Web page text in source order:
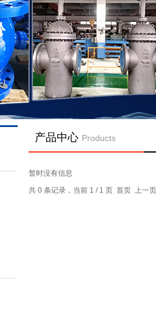
产品中心 Products
暂时没有信息
共 0 条记录，当前 1 / 1 页 首页 上一